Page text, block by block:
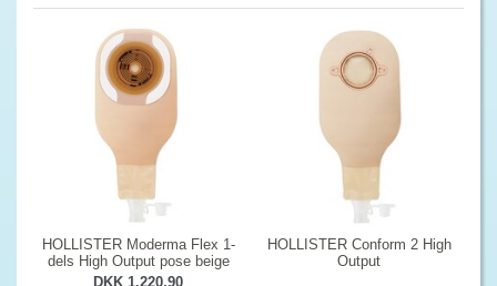
HOLLISTER Moderma Flex 1-
dels High Output pose beige
DKK 1.220,90
HOLLISTER Conform 2 High
Output